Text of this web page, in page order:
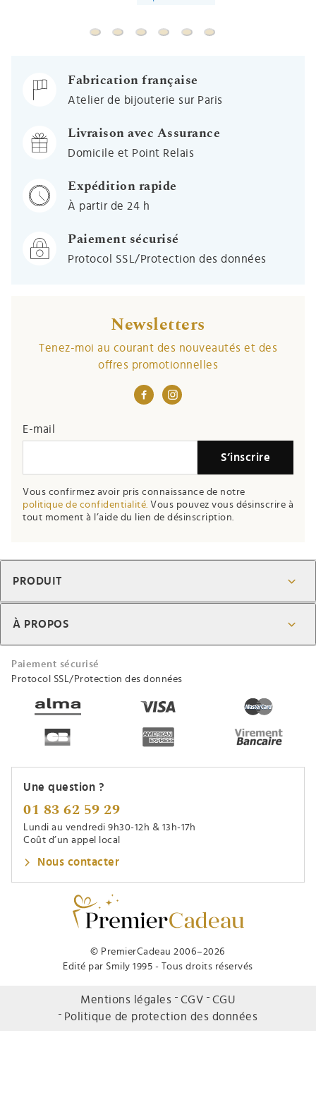
Fabrication française
Atelier de bijouterie sur Paris
Livraison avec Assurance
Domicile et Point Relais
Expédition rapide
À partir de 24 h
Paiement sécurisé
Protocol SSL/Protection des données
Newsletters
Tenez-moi au courant des nouveautés et des
offres promotionnelles
E-mail
S’inscrire
Vous confirmez avoir pris connaissance de notre
politique de confidentialité. Vous pouvez vous désinscrire à
tout moment à l’aide du lien de désinscription.
© PremierCadeau 2006–2026
Edité par Smily 1995 - Tous droits réservés
PRODUIT
À PROPOS
Paiement sécurisé
Protocol SSL/Protection des données
Une question ?
01 83 62 59 29
Lundi au vendredi 9h30-12h & 13h-17h
Coût d’un appel local
Nous contacter
Mentions légales CGV
CGU
Politique de protection des données